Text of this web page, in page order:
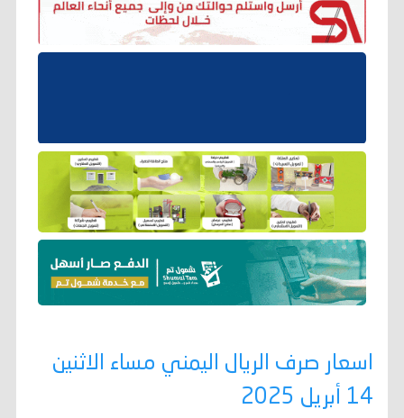
اسعار صرف الريال اليمني مساء الاثنين
14 أبريل 2025